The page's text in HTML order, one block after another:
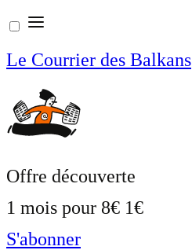
Aller
au
contenu
Le Courrier des Balkans
Offre découverte
1 mois pour 8€ 1€
S'abonner